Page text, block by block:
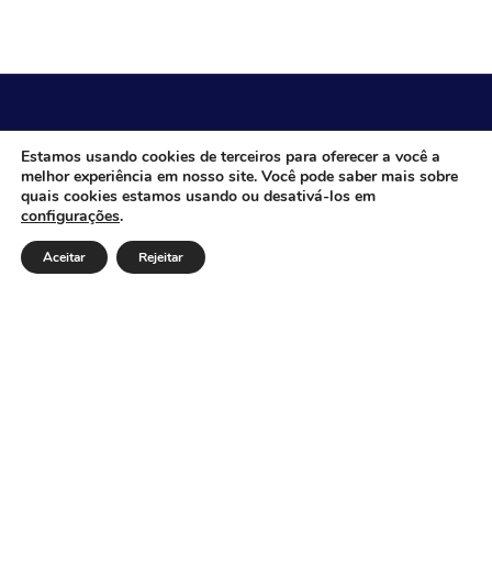
CÂMARA MUNICIPAL DE ITACARAMBI - MG
Endereço: Av. Juca Nascimento, n.º 240, Nossa Senhora de
Fátima, Itacarambi/MG – CEP: 39470-000 Email: Telefone:
Horário de Funcionamento: De segunda-à sexta-feira das
Estamos usando cookies de terceiros para oferecer a você a
melhor experiência em nosso site. Você pode saber mais sobre
quais cookies estamos usando ou desativá-los em
configurações.
Aceitar Rejeitar